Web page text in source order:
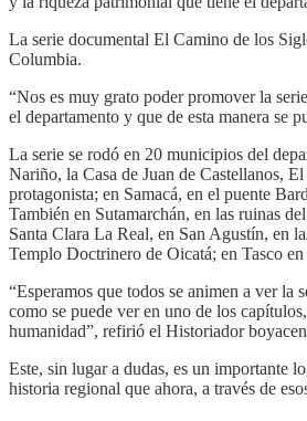
La serie documental El Camino de los
Columbia.
“Nos es muy grato poder promover la
el departamento y que de esta manera se
La serie se rodó en 20 municipios del
Nariño, la Casa de Juan de Castellanos,
protagonista; en Samacá, en el puente
También en Sutamarchán, en las ruinas
Santa Clara La Real, en San Agustín, en
Templo Doctrinero de Oicatá; en Tasco
“Esperamos que todos se animen a ver
como se puede ver en uno de los
humanidad”, refirió el Historiador
Este, sin lugar a dudas, es un importante
historia regional que ahora, a través de